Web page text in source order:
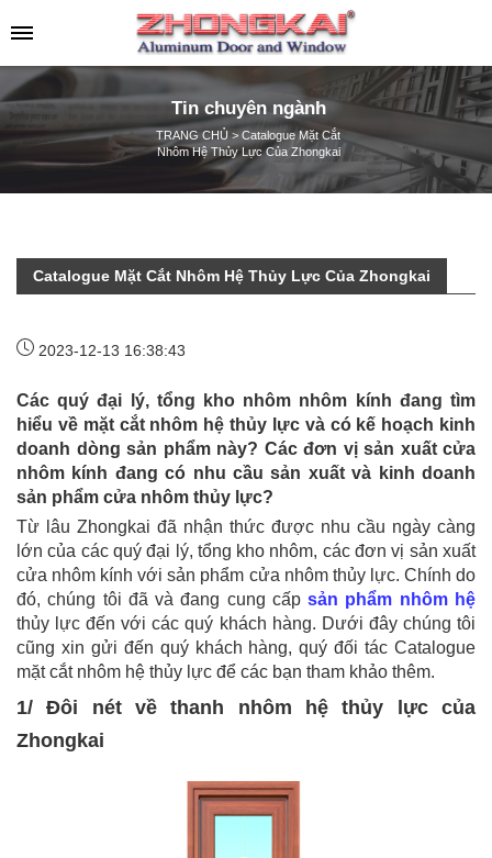
Tin chuyên ngành
TRANG CHỦ > Catalogue Mặt Cắt
Nhôm Hệ Thủy Lực Của Zhongkai
Catalogue Mặt Cắt Nhôm Hệ Thủy Lực Của Zhongkai
2023-12-13 16:38:43
Các quý đại lý, tổng kho nhôm nhôm kính đang tìm
hiểu về mặt cắt nhôm hệ thủy lực và có kế hoạch kinh
doanh dòng sản phẩm này? Các đơn vị sản xuất cửa
nhôm kính đang có nhu cầu sản xuất và kinh doanh
sản phẩm cửa nhôm thủy lực?
Từ lâu Zhongkai đã nhận thức được nhu cầu ngày càng
lớn của các quý đại lý, tổng kho nhôm, các đơn vị sản xuất
cửa nhôm kính với sản phẩm cửa nhôm thủy lực. Chính do
đó, chúng tôi đã và đang cung cấpsản phẩm nhôm hệ
thủy lực đến với các quý khách hàng. Dưới đây chúng tôi
cũng xin gửi đến quý khách hàng, quý đối tác Catalogue
mặt cắt nhôm hệ thủy lực để các bạn tham khảo thêm.
1/ Đôi nét về thanh nhôm hệ thủy lực của
Zhongkai